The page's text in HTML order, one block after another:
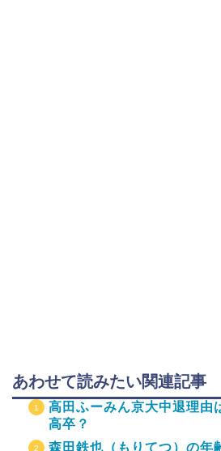
あわせて読みたい関連記事
高田ふーみん京大中退理由
高卒？
森田鉄也（もりてつ）の年